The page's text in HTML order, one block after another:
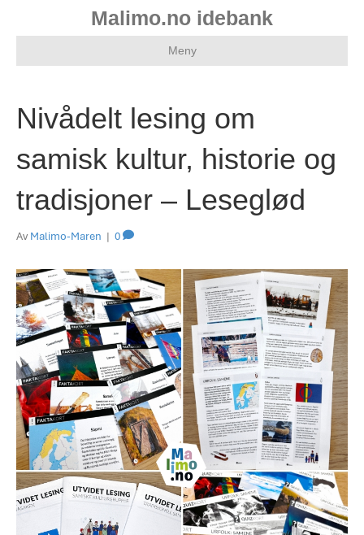
Malimo.no idebank
Meny
Nivådelt lesing om
samisk kultur, historie og
tradisjoner – Leseglød
Av Malimo-Maren | 0